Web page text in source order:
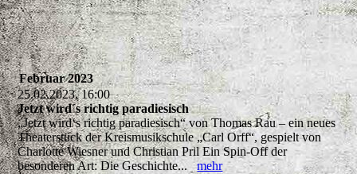
Februar 2023
25.02.2023, 16:00
Jetzt wird´s richtig paradiesisch
„Jetzt wird‘s richtig paradiesisch“ von Thomas Rau – ein neues
Theaterstück der Kreismusikschule „Carl Orff“, gespielt von
Charlotte Wiesner und Christian Pril Ein Spin-Off der
besonderen Art: Die Geschichte...mehr